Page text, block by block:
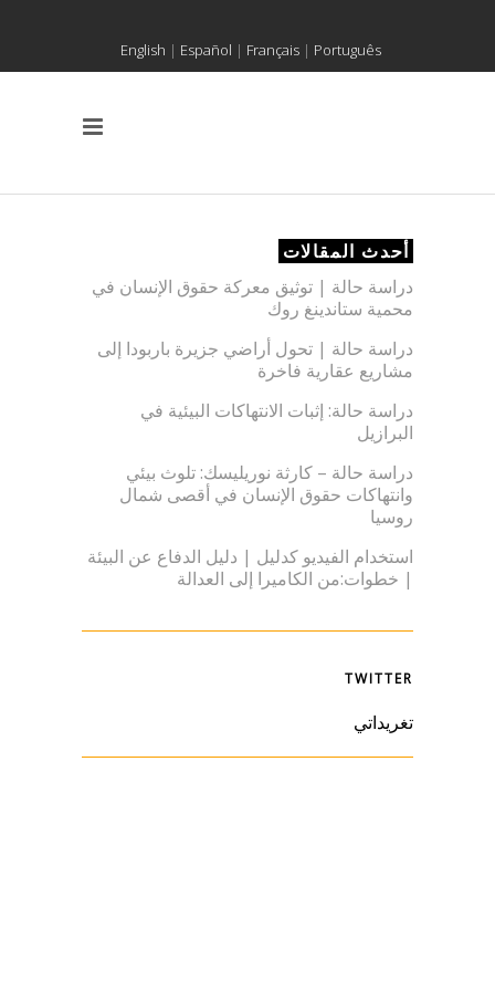
English | Español | Français| Português
أحدث المقالات
دراسة حالة | توثيق معركة حقوق الإنسان في
محمية ستاندينغ روك
دراسة حالة | تحول أراضي جزيرة باربودا إلى
مشاريع عقارية فاخرة
دراسة حالة: إثبات الانتهاكات البيئية في
البرازيل
دراسة حالة – كارثة نوريليسك: تلوث بيئي
وانتهاكات حقوق الإنسان في أقصى شمال
روسيا
استخدام الفيديو كدليل | دليل الدفاع عن البيئة
| خطوات:من الكاميرا إلى العدالة
TWITTER
تغريداتي